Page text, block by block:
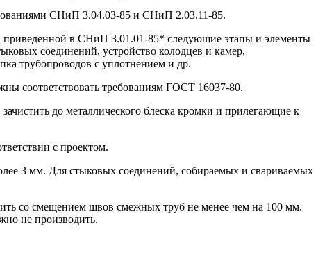
СНиП 3.04.03-85 и СНиП 2.03.11-85.
приведенной в СНиП 3.01.01-85* следующие этапы и элементы
соединений, устройство колодцев и камер,
трубопроводов с уплотнением и др.
соответствовать требованиям ГОСТ 16037-80.
до металлического блеска кромки и прилегающие к
с проектом.
3 мм. Для стыковых соединений, собираемых и свариваемых
со смещением швов смежных труб не менее чем на 100 мм.
не производить.